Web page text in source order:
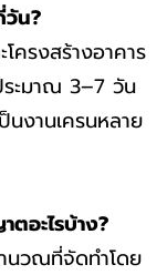
วัน?
ครงสร้างอาคาร
ะมาณ 3–7 วัน
นงานเครนหลาย
อะไรบ้าง?
นวณที่จัดทำโดย